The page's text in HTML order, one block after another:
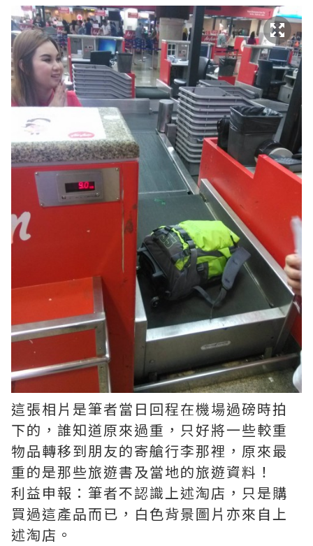
這張相片是筆者當日回程在機場過磅時拍
下的，誰知道原來過重，只好將一些較重
物品轉移到朋友的寄艙行李那裡，原來最
重的是那些旅遊書及當地的旅遊資料！
利益申報：筆者不認識上述淘店，只是購
買過這產品而已，白色背景圖片亦來自上
述淘店。